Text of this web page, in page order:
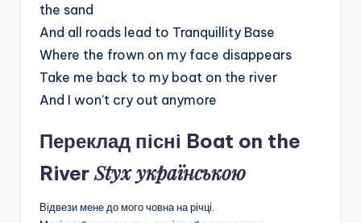
the sand
And all roads lead to Tranquillity Base
Where the frown on my face disappears
Take me back to my boat on the river
And I won’t cry out anymore
Переклад пісні Boat on the
River Styx українською
Відвези мене до мого човна на річці.